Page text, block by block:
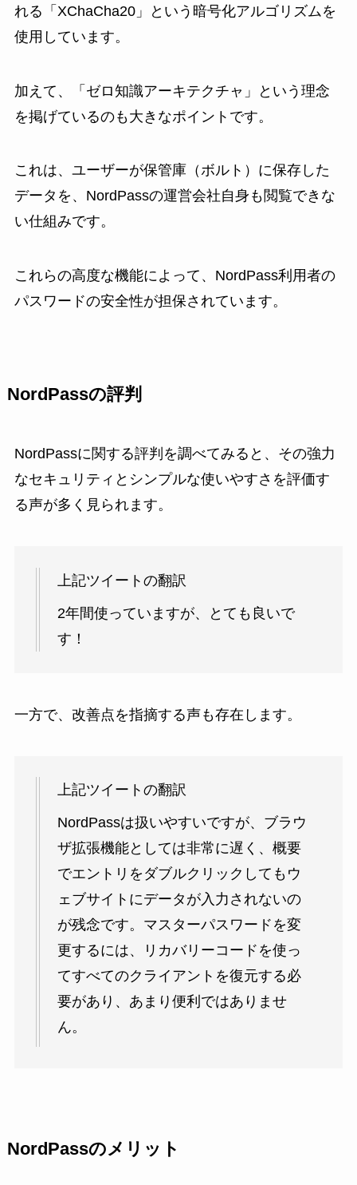
れる「XChaCha20」という暗号化アルゴリズムを
使用しています。
加えて、「ゼロ知識アーキテクチャ」という理念
を掲げているのも大きなポイントです。
これは、ユーザーが保管庫（ボルト）に保存した
データを、NordPassの運営会社自身も閲覧できな
い仕組みです。
これらの高度な機能によって、NordPass利用者の
パスワードの安全性が担保されています。
NordPassの評判
NordPassに関する評判を調べてみると、その強力
なセキュリティとシンプルな使いやすさを評価す
る声が多く見られます。
上記ツイートの翻訳
2年間使っていますが、とても良いで
す！
一方で、改善点を指摘する声も存在します。
上記ツイートの翻訳
NordPassは扱いやすいですが、ブラウ
ザ拡張機能としては非常に遅く、概要
でエントリをダブルクリックしてもウ
ェブサイトにデータが入力されないの
が残念です。マスターパスワードを変
更するには、リカバリーコードを使っ
てすべてのクライアントを復元する必
要があり、あまり便利ではありませ
ん。
NordPassのメリット